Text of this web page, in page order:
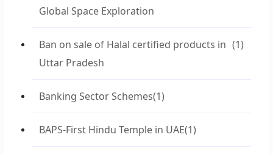
Global Space Exploration
Ban on sale of Halal certified products in
Uttar Pradesh
(1)
Banking Sector Schemes(1)
BAPS-First Hindu Temple in UAE(1)